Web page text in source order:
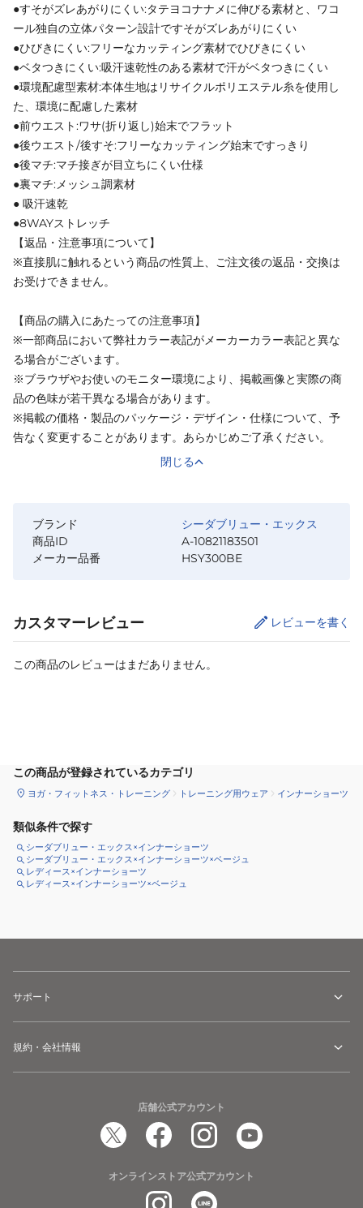
●すそがズレあがりにくい:タテヨコナナメに伸びる素材と、ワコ
ール独自の立体パターン設計ですそがズレあがりにくい
●ひびきにくい:フリーなカッティング素材でひびきにくい
●ベタつきにくい:吸汗速乾性のある素材で汗がベタつきにくい
●環境配慮型素材:本体生地はリサイクルポリエステル糸を使用し
た、環境に配慮した素材
●前ウエスト:ワサ(折り返し)始末でフラット
●後ウエスト/後すそ:フリーなカッティング始末ですっきり
●後マチ:マチ接ぎが目立ちにくい仕様
●裏マチ:メッシュ調素材
● 吸汗速乾
●8WAYストレッチ
【返品・注意事項について】
※直接肌に触れるという商品の性質上、ご注文後の返品・交換は
お受けできません。
【商品の購入にあたっての注意事項】
※一部商品において弊社カラー表記がメーカーカラー表記と異な
る場合がございます。
※ブラウザやお使いのモニター環境により、掲載画像と実際の商
品の色味が若干異なる場合があります。
※掲載の価格・製品のパッケージ・デザイン・仕様について、予
告なく変更することがあります。あらかじめご了承ください。
閉じる
ブランド
シーダブリュー・エックス
商品ID
A-10821183501
メーカー品番
HSY300BE
カスタマーレビュー レビューを書く
この商品のレビューはまだありません。
この商品が登録されているカテゴリ
ヨガ・フィットネス・トレーニング トレーニング用ウェア インナーショーツ
類似条件で探す
シーダブリュー・エックス×インナーショーツ
シーダブリュー・エックス×インナーショーツ×ベージュ
レディース×インナーショーツ
レディース×インナーショーツ×ベージュ
サポート
規約・会社情報
店舗公式アカウント
オンラインストア公式アカウント